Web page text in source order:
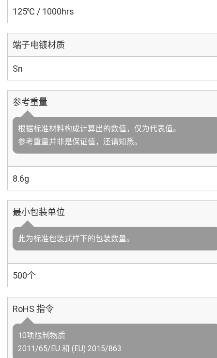
125℃ / 1000hrs
端子电镀材质
Sn
参考重量
根据标准材料构成计算出的数值，仅为代表值。
参考重量并非是保证值，还请知悉。
8.6g
最小包装单位
此为标准包装式样下的包装数量。
500个
RoHS 指令
10项限制物质
2011/65/EU 和 (EU) 2015/863